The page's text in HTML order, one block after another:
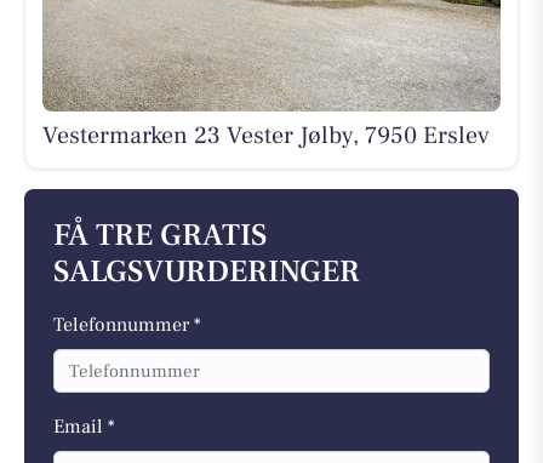
Vestermarken 23 Vester Jølby, 7950 Erslev
FÅ TRE GRATIS
SALGSVURDERINGER
Telefonnummer *
Email *